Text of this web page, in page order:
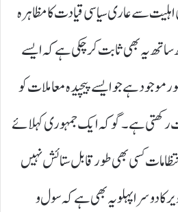
سے عاری سیاسی قیادت کا مظاہرہ
یہ بھی ثابت کر چکی ہے کہ ایسے
موجود ہے جو ایسے پیچیدہ معاملات کو
ہے۔ گو کہ ایک جمہوری کہلائے
کسی بھی طور قابل ستائش نہیں
دوسرا پہلو یہ بھی ہے کہ سول و